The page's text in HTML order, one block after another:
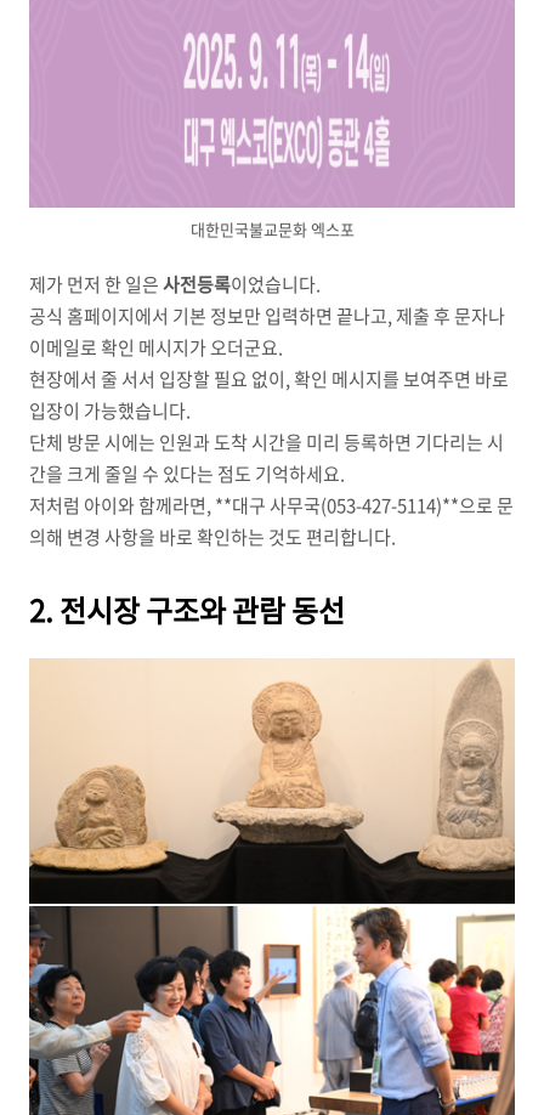
대한민국불교문화 엑스포
제가 먼저 한 일은사전등록이었습니다.
공식 홈페이지에서 기본 정보만 입력하면 끝나고, 제출 후 문자나
이메일로 확인 메시지가 오더군요.
현장에서 줄 서서 입장할 필요 없이, 확인 메시지를 보여주면 바로
입장이 가능했습니다.
단체 방문 시에는 인원과 도착 시간을 미리 등록하면 기다리는 시
간을 크게 줄일 수 있다는 점도 기억하세요.
저처럼 아이와 함께라면, **대구 사무국(053-427-5114)**으로 문
의해 변경 사항을 바로 확인하는 것도 편리합니다.
2. 전시장 구조와 관람 동선